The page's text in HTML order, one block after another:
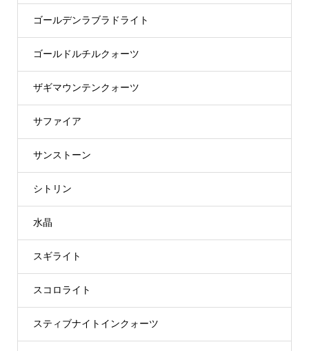
ゴールデンラブラドライト
ゴールドルチルクォーツ
ザギマウンテンクォーツ
サファイア
サンストーン
シトリン
水晶
スギライト
スコロライト
スティブナイトインクォーツ